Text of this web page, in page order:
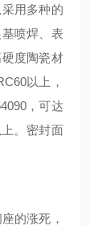
用多种的
喷焊、表
度陶瓷材
以上，
，可达
。密封面
的涨死，